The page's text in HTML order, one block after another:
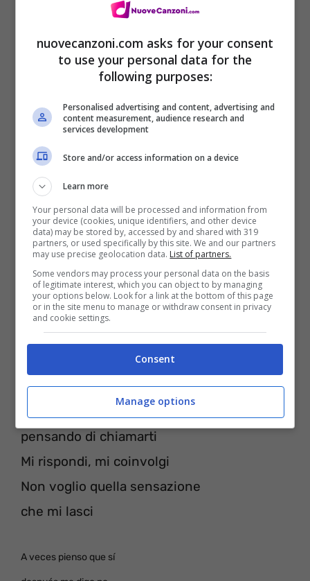
no sé si tú por mi
lo que queda claro
es que no nos funcionó
Sono morta per te
ciò che è chiaro
è che non ha funzionato tra noi
Mirando hacia la pared
pensando en llamarte
contestas me enredas
no quiero esa vaina
pensando di chiamarti
Mi rispondi, mi coinvolgi
Non voglio quella sensazione
che mi lasci
A veces pienso que sí
nuovecanzoni.com asks for your consent
to use your personal data for the
following purposes:
Personalised advertising and content, advertising and
content measurement, audience research and
services development
Store and/or access information on a device
Learn more
Your personal data will be processed and information from
your device (cookies, unique identifiers, and other device
data) may be stored by, accessed by and shared with 319
partners, or used specifically by this site. We and our partners
may use precise geolocation data. List of partners.
Some vendors may process your personal data on the basis
of legitimate interest, which you can object to by managing
your options below. Look for a link at the bottom of this page
or in the site menu to manage or withdraw consent in privacy
and cookie settings.
Consent
Manage options